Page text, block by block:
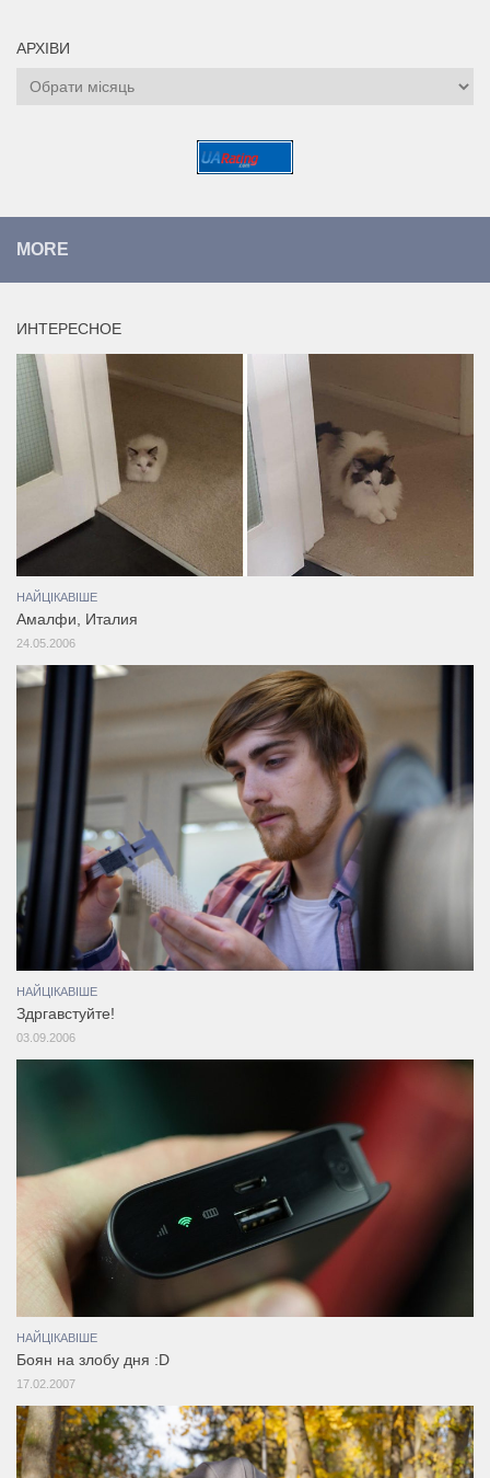
АРХІВИ
Архіви
MORE
ИНТЕРЕСНОЕ
НАЙЦІКАВІШЕ
Амалфи, Италия
24.05.2006
НАЙЦІКАВІШЕ
Здргавстуйте!
03.09.2006
НАЙЦІКАВІШЕ
Боян на злобу дня :D
17.02.2007